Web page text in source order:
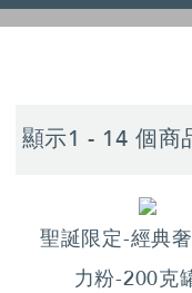
顯示1 - 14 個商
聖誕限定-經典
力粉-200克